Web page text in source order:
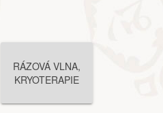
RÁZOVÁ VLNA,
KRYOTERAPIE